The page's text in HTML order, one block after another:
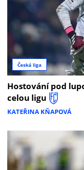
Česká liga
Hostování pod
celou ligu
KATEŘINA KŇAPOVÁ